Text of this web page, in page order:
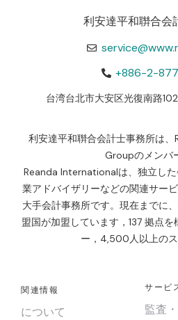
利安達平和聨合会
+886-2-
台湾台北市大安区光復南路
利安達平和聨合会計士事務所は
Groupのメンバ
Reanda Internationalは、独立し
業アドバイザリーなどの関連サー
大手会計事務所です。現在までに
盟国が加盟しています，137 拠点を
ー，4,500人以上のス
関連情報
について
サービ
監査